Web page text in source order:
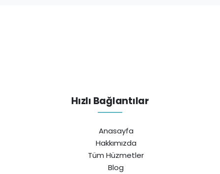
Hızlı Bağlantılar
Anasayfa
Hakkımızda
Tüm Hüzmetler
Blog